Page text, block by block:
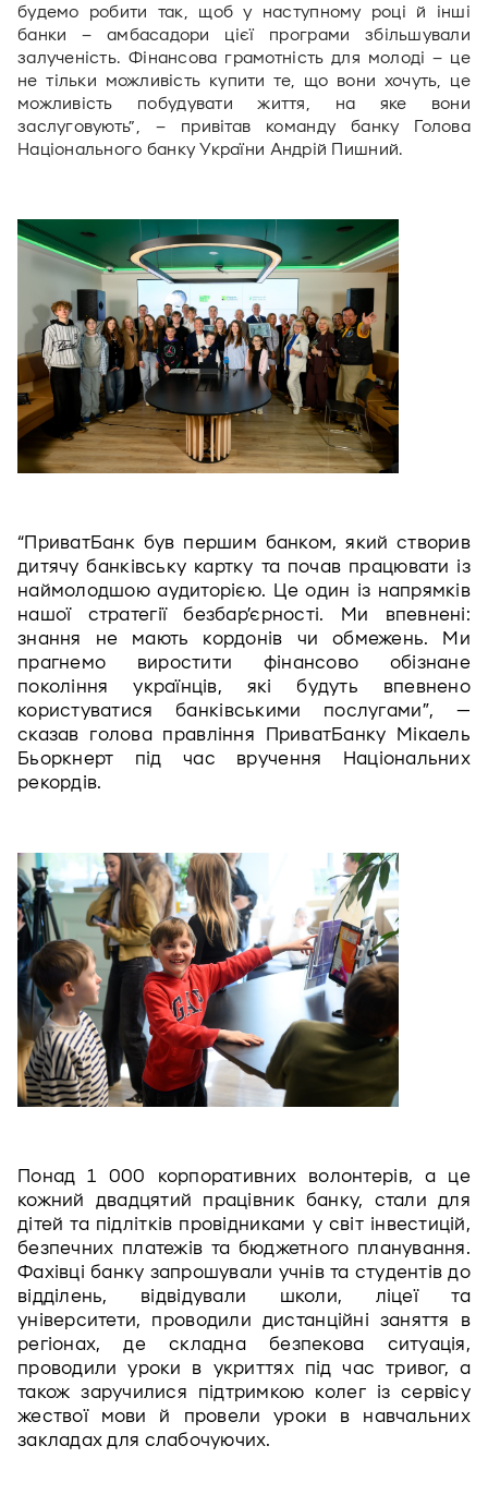
будемо робити так, щоб у наступному році й інші
банки – амбасадори цієї програми збільшували
залученість. Фінансова грамотність для молоді – це
не тільки можливість купити те, що вони хочуть, це
можливість побудувати життя, на яке вони
заслуговують”, – привітав команду банку Голова
Національного банку України Андрій Пишний.
“ПриватБанк був першим банком, який створив
дитячу банківську картку та почав працювати із
наймолодшою аудиторією. Це один із напрямків
нашої стратегії безбар’єрності. Ми впевнені:
знання не мають кордонів чи обмежень. Ми
прагнемо виростити фінансово обізнане
покоління українців, які будуть впевнено
користуватися банківськими послугами”, —
сказав голова правління ПриватБанку Мікаель
Бьоркнерт під час вручення Національних
рекордів.
Понад 1 000 корпоративних волонтерів, а це
кожний двадцятий працівник банку, стали для
дітей та підлітків провідниками у світ інвестицій,
безпечних платежів та бюджетного планування.
Фахівці банку запрошували учнів та студентів до
відділень, відвідували школи, ліцеї та
університети, проводили дистанційні заняття в
регіонах, де складна безпекова ситуація,
проводили уроки в укриттях під час тривог, а
також заручилися підтримкою колег із сервісу
жествої мови й провели уроки в навчальних
закладах для слабочуючих.